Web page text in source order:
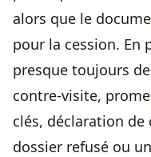
alors que le
pour la cession. En
presque toujours
contre-visite,
clés, déclaration de
dossier refusé ou